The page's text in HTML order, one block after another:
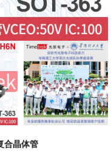
合晶体管